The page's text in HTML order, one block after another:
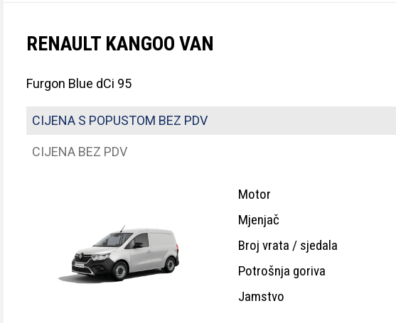
RENAULT KANGOO VAN
Furgon Blue dCi 95
CIJENA S POPUSTOM BEZ PDV
CIJENA BEZ PDV
Motor
Mjenjač
Broj vrata / sjedala
Potrošnja goriva
Jamstvo